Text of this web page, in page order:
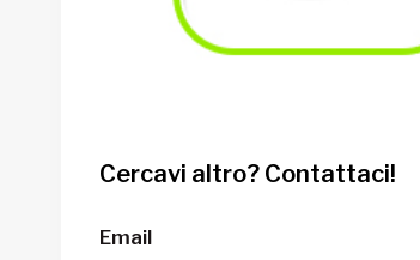
Cercavi altro? Contattaci!
Email